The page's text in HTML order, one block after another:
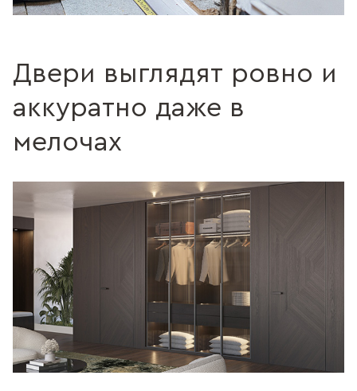
Двери выглядят ровно и
аккуратно даже в
мелочах